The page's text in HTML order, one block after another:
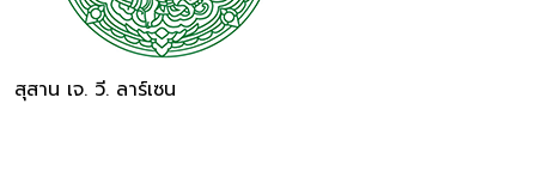
สุสาน เจ. วี. ลาร์เซน